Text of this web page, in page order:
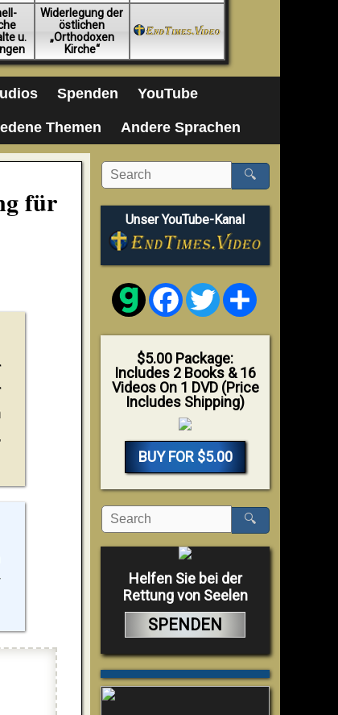
u.
Widerlegung der
östlichen
„Orthodoxen
Kirche“
Spenden YouTube
Themen Andere Sprachen
für
🔍
Unser YouTube-Kanal
FacebookTwitter
$5.00 Package:
Includes 2 Books & 16
Videos On 1 DVD (Price
Includes Shipping)
BUY FOR $5.00
🔍
Helfen Sie bei der
Rettung von Seelen
SPENDEN